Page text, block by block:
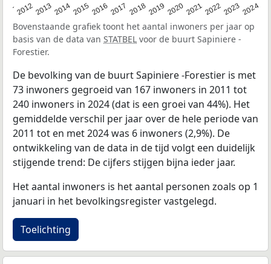
201220132014201520162017 20182019 20202021202220232024
Bovenstaande grafiek toont het aantal inwoners per jaar op
basis van de data van STATBEL voor de buurt Sapiniere -
Forestier.
De bevolking van de buurt Sapiniere -Forestier is met
73 inwoners gegroeid van 167 inwoners in 2011 tot
240 inwoners in 2024 (dat is een groei van 44%). Het
gemiddelde verschil per jaar over de hele periode van
2011 tot en met 2024 was 6 inwoners (2,9%). De
ontwikkeling van de data in de tijd volgt een duidelijk
stijgende trend: De cijfers stijgen bijna ieder jaar.
Het aantal inwoners is het aantal personen zoals op 1
januari in het bevolkingsregister vastgelegd.
Toelichting